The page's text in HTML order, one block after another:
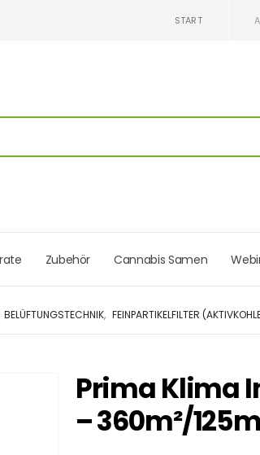
START
Zubehör Cannabis Samen
BELÜFTUNGSTECHNIK, FEINPARTIKELFILTER
Prima Klima
– 360m²/